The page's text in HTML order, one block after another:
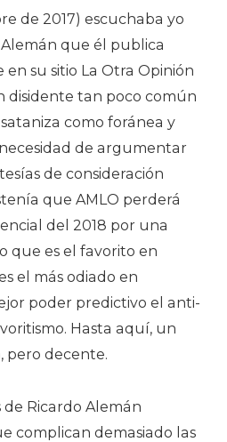
de 2017) escuchaba yo
que él publica
su sitio La Otra Opinión
disidente tan poco común
como foránea y
de argumentar
de consideración
que AMLO perderá
del 2018 por una
que es el favorito en
el más odiado en
poder predictivo el anti-
Hasta aquí, un
pero decente.
de Ricardo Alemán
complican demasiado las